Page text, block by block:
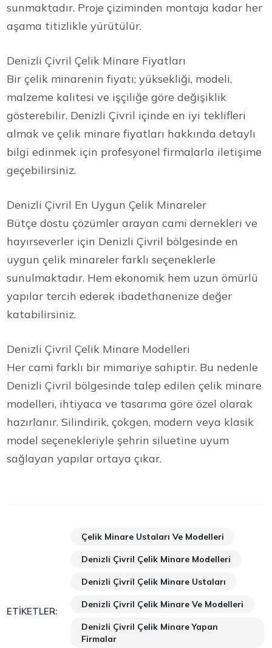
sunmaktadır. Proje çiziminden montaja kadar her
aşama titizlikle yürütülür.
Denizli Çivril Çelik Minare Fiyatları
Bir çelik minarenin fiyatı; yüksekliği, modeli,
malzeme kalitesi ve işçiliğe göre değişiklik
gösterebilir. Denizli Çivril içinde en iyi teklifleri
almak ve çelik minare fiyatları hakkında detaylı
bilgi edinmek için profesyonel firmalarla iletişime
geçebilirsiniz.
Denizli Çivril En Uygun Çelik Minareler
Bütçe dostu çözümler arayan cami dernekleri ve
hayırseverler için Denizli Çivril bölgesinde en
uygun çelik minareler farklı seçeneklerle
sunulmaktadır. Hem ekonomik hem uzun ömürlü
yapılar tercih ederek ibadethanenize değer
katabilirsiniz.
Denizli Çivril Çelik Minare Modelleri
Her cami farklı bir mimariye sahiptir. Bu nedenle
Denizli Çivril bölgesinde talep edilen çelik minare
modelleri, ihtiyaca ve tasarıma göre özel olarak
hazırlanır. Silindirik, çokgen, modern veya klasik
model seçenekleriyle şehrin siluetine uyum
sağlayan yapılar ortaya çıkar.
ETIKETLER:
Çelik Minare Ustaları Ve Modelleri
Denizli Çivril Çelik Minare Modelleri
Denizli Çivril Çelik Minare Ustaları
Denizli Çivril Çelik Minare Ve Modelleri
Denizli Çivril Çelik Minare Yapan
Firmalar